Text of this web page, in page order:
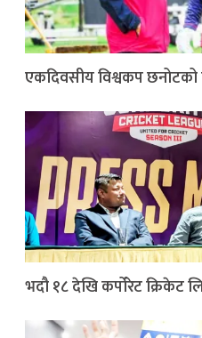
एकदिवसीय विश्वकप छनोटको
भदौ १८ देखि कर्पोरेट क्रिकेट